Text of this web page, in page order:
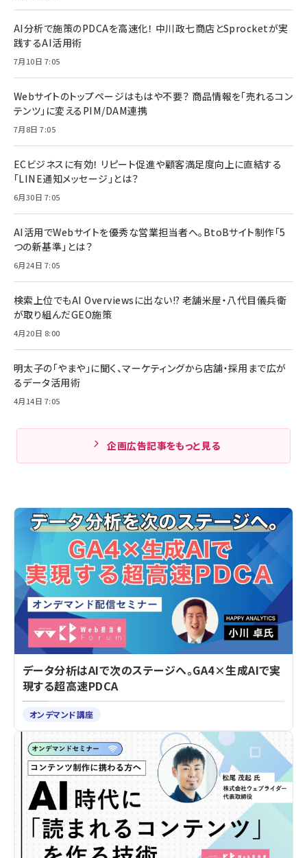
AI分析で施策のPDCAを高速化！ 中川政七商店とSprocketが実
践するAI活用術
7月10日 7:05
Webサイトのトップページはもはや不要？ 商品情報を「売れるコン
テンツ」に変えるPIM/DAM連携
7月8日 7:05
ECビジネスに有効！ リピート促進や顧客満足度向上に直結する
「LINE通知メッセージ」とは？
6月30日 7:05
AI活用でWebサイトを優秀な営業担当者へ。BtoBサイト制作「5
つの新基準」とは？
6月24日 7:05
検索上位でもAI Overviewsに出ない!? 老舗米屋・八代目儀兵衛
が取り組んだGEO施策
4月20日 8:00
明太子の「やまや」に聞く、マーケティングから店舗・採用まで広が
るデータ活用術
4月14日 7:05
企画広告記事をもっと見る
データ分析はAIで次のステージへ。GA4×生成AIで実
現する超高速PDCA
オンデマンド講座